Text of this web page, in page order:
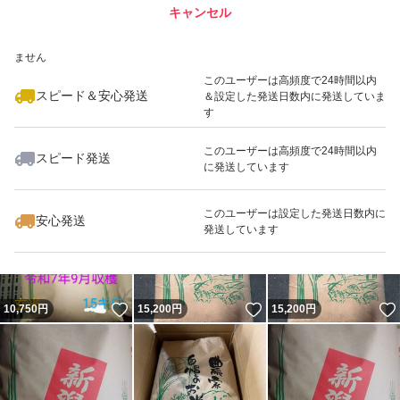
ません
スピード＆安心発送
このユーザーは高頻度で24時間以内
＆設定した発送日数内に発送していま
す
スピード発送
このユーザーは高頻度で24時間以内
に発送しています
安心発送
このユーザーは設定した発送日数内に
発送しています
キャンセル
いいね！
4,250
10,750円 いいね！
15,200円 いいね！
15,200円